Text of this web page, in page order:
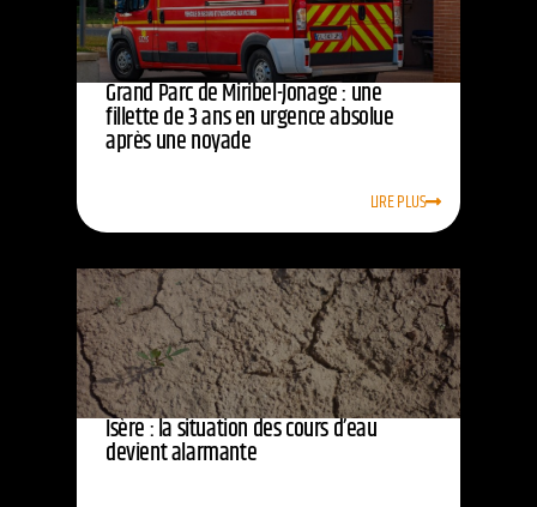
Grand Parc de Miribel-Jonage : une
fillette de 3 ans en urgence absolue
après une noyade
LIRE PLUS
Isère : la situation des cours d’eau
devient alarmante